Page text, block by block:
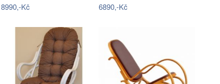
8990,-Kč 6890,-Kč